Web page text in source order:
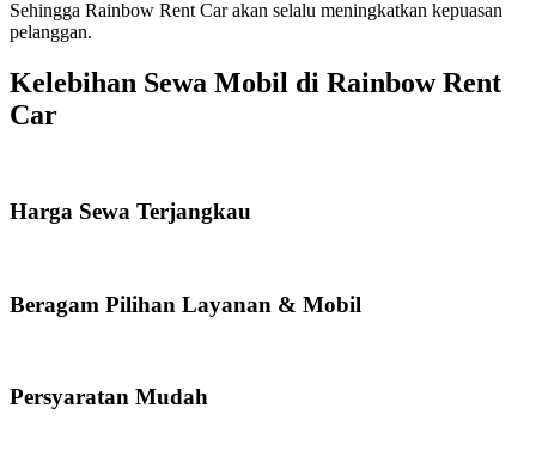
Sehingga Rainbow Rent Car akan selalu meningkatkan kepuasan
pelanggan.
Kelebihan Sewa Mobil di Rainbow Rent
Car
Harga Sewa Terjangkau
Beragam Pilihan Layanan & Mobil
Persyaratan Mudah